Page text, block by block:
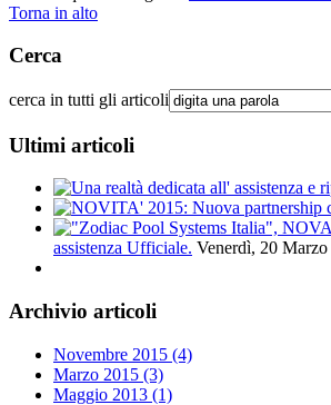
Torna in alto
Cerca
cerca in tutti gli articoli
Ultimi articoli
assistenza Ufficiale. Venerdì, 20
Archivio articoli
Novembre 2015 (4)
Marzo 2015 (3)
Maggio 2013 (1)